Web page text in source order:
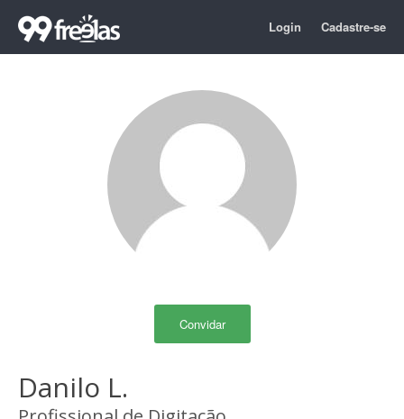
Login Cadastre-se
Convidar
Danilo L.